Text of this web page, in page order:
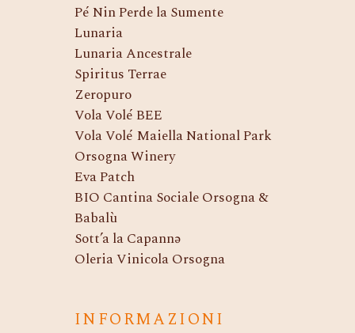
Pé Nin Perde la Sumente
Lunaria
Lunaria Ancestrale
Spiritus Terrae
Zeropuro
Vola Volé BEE
Vola Volé Maiella National Park
Orsogna Winery
Eva Patch
BIO Cantina Sociale Orsogna &
Babalù
Sott’a la Capannə
Oleria Vinicola Orsogna
INFORMAZIONI